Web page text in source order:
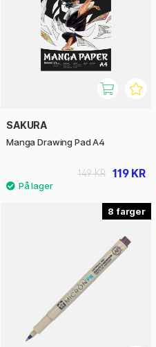
SAKURA
Manga Drawing Pad A4
119 KR
149 KR
8